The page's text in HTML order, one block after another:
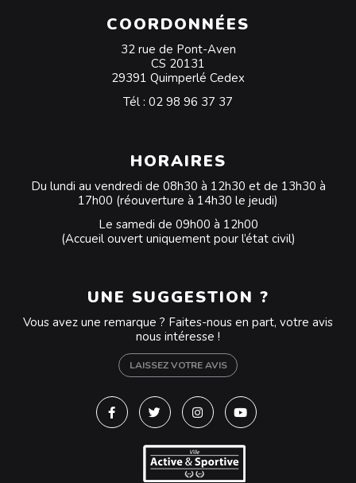
COORDONNÉES
32 rue de Pont-Aven
CS 20131
29391 Quimperlé Cedex
Tél : 02 98 96 37 37
HORAIRES
Du lundi au vendredi de 08h30 à 12h30 et de 13h30 à
17h00 (réouverture à 14h30 le jeudi)
Le samedi de 09h00 à 12h00
(Accueil ouvert uniquement pour l’état civil)
UNE SUGGESTION ?
Vous avez une remarque ? Faites-nous en part, votre avis
nous intéresse !
LAISSEZ VOTRE AVIS
Lien vers le compte Facebook
Lien vers le compte Twitter
Lien vers le compte
Lien vers la chaîne